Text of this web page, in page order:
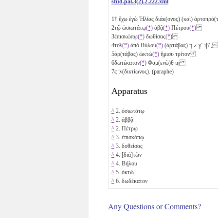
1† ἔχω ἐγὼ Ἠλίας̣ διάκ(ονος) (καὶ)
2τῷ ὡσιωτάτῳ(*) ἀβᾷ(*) Πέτρου(*)
3ἐπισκώπῳ(*) δωθίσας(*)
4το͂ν(*) ἀπὸ Βύλου(*) (ἀρτάβας) η 𐅵 γ´ ιβ̣´ ,
5ἀρ(τάβας) ὠκτὼ(*) ἥμισυ τρίτον
6δωτέκατον(*) Φαμ(ενὼ)θ ιη
7ϛ ἰν(δικτίωνος). (paraphe)
Apparatus
^ 2. ὁσιωτάτῳ
^ 2. ἀββᾷ
^ 2. Πέτρῳ
^ 3. ἐπισκόπῳ
^ 3. δοθείσας
^ 4. [διὰ]τῶν
^ 4. Βήλου
^ 5. ὀκτὼ
^ 6. δωδέκατον
Any Questions or Comments?